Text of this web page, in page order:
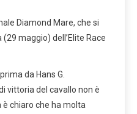
Diamond Mare, che si
maggio) dell’Elite Race
da Hans G.
vittoria del cavallo non è
chiaro che ha molta